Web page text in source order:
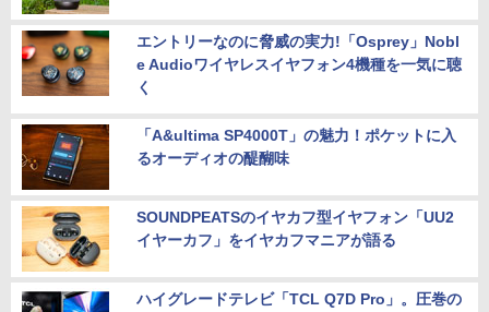
エントリーなのに脅威の実力!「Osprey」Nobl
e Audioワイヤレスイヤフォン4機種を一気に聴
く
「A&ultima SP4000T」の魅力！ポケットに入
るオーディオの醍醐味
SOUNDPEATSのイヤカフ型イヤフォン「UU2
イヤーカフ」をイヤカフマニアが語る
ハイグレードテレビ「TCL Q7D Pro」。圧巻の